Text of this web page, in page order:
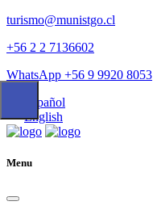
turismo@munistgo.cl
+56 2 2 7136602
WhatsApp +56 9 9920 8053
Español
English
Menu